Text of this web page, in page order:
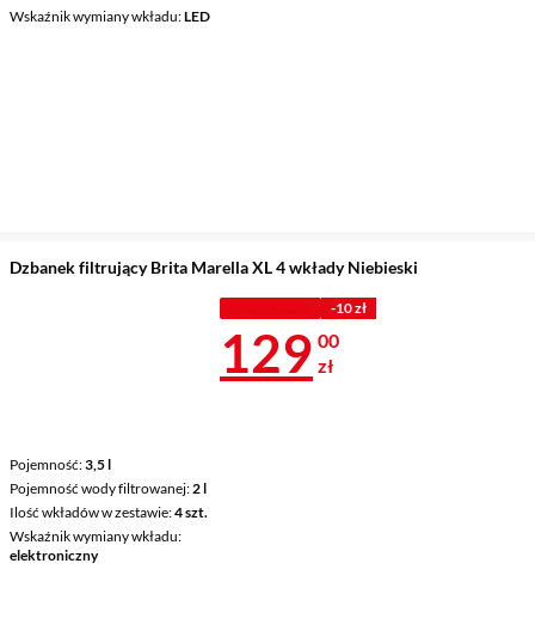
Wskaźnik wymiany wkładu LED
Dzbanek filtrujący Brita Marella XL 4 wkłady Niebieski
Pojemność 3,5 l
Pojemność wody filtrowanej 2 l
Ilość wkładów w zestawie 4 szt.
Wskaźnik wymiany wkładu
elektroniczny
-10 zł
Cena 129 zł
129 00
zł